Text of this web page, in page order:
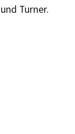
und Turner.